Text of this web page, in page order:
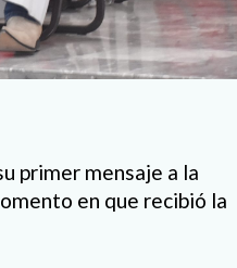
primer mensaje a la
en que recibió la